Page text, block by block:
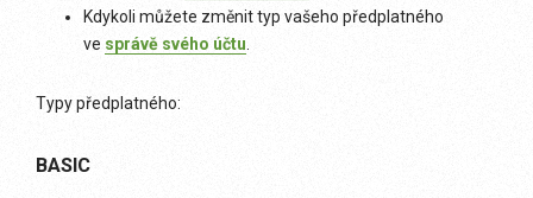
Kdykoli můžete změnit typ vašeho předplatného
ve správě svého účtu
Typy předplatného:
BASIC